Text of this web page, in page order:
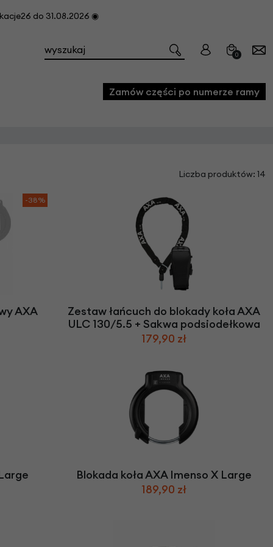
do 31.08.2026 ◉
0
i konserwacji roweru
Zamów części po numerze ramy
Liczba produktów: 14
-38%
AXA
Zestaw łańcuch do blokady koła AXA
ULC 130/5.5 + Sakwa podsiodełkowa
179,90 zł
Blokada koła AXA Imenso X Large
189,90 zł